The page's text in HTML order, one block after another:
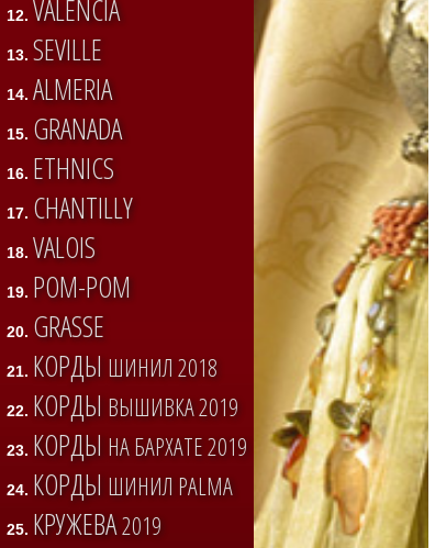
12. VALENCIA
13. SEVILLE
14. ALMERIA
15. GRANADA
16. ETHNICS
17. CHANTILLY
18. VALOIS
19. POM-POM
20. GRASSE
21. КОРДЫ ШИНИЛ 2018
22. КОРДЫ ВЫШИВКА 2019
23. КОРДЫ НА БАРХАТЕ 2019
24. КОРДЫ ШИНИЛ PALMA
25. КРУЖЕВА2019